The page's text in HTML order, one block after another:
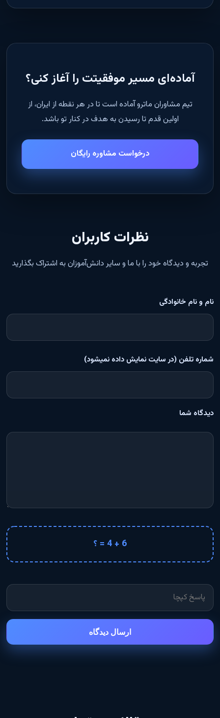
آماده‌ای مسیر موفقیتت را آغاز کنی؟
تیم مشاوران ماترو آماده است تا در هر نقطه از ایران، از
اولین قدم تا رسیدن به هدف در کنار تو باشد.
درخواست مشاوره رایگان
نظرات کاربران
تجربه و دیدگاه خود را با ما و سایر دانش‌آموزان به اشتراک بگذارید
نام و نام خانوادگی
شماره تلفن (در سایت نمایش داده نمیشود)
دیدگاه شما
6 + 4 = ؟
ارسال دیدگاه